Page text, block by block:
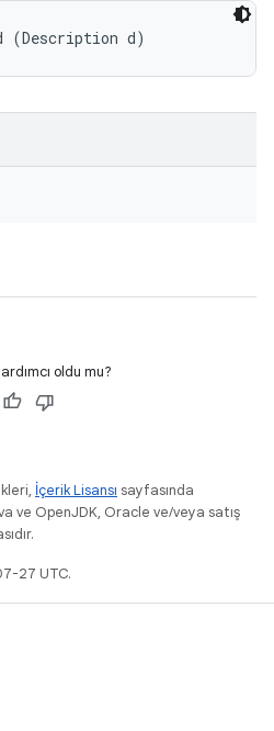
(Description d)
oldu mu?
İçerik Lisansı sayfasında
ve OpenJDK, Oracle ve/veya satış
27 UTC.